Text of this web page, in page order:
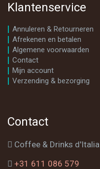
Klantenservice
Annuleren & Retourneren
Afrekenen en betalen
Algemene voorwaarden
Contact
Mijn account
Verzending & bezorging
Contact
Coffee & Drinks d'Italia
+31 611 086 579